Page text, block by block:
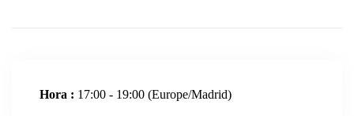
Hora : 17:00 - 19:00 (Europe/Madrid)